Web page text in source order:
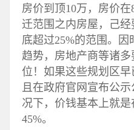
房价到顶10万，房价
迁范围之内房屋，己
底超过25%的范围。因
趋势，房地产商等诸
位！如果这些规划区
且在政府官网宣布公
况下，价钱基本上就
45%。